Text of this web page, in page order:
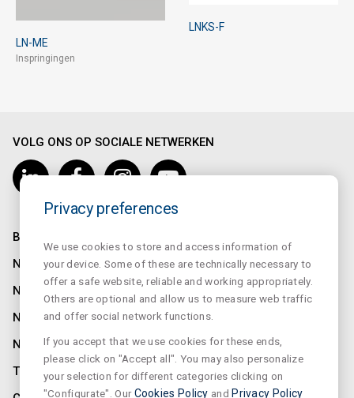
LN-ME
Inspringingen
LNKS-F
VOLG ONS OP SOCIALE NETWERKEN
BEDRIJF
NORMALUX
NORMALIT
NORMADET
NORCLINIC
TEKLIT
Privacy preferences
We use cookies to store and access information of
your device. Some of these are technically necessary to
offer a safe website, reliable and working appropriately.
Others are optional and allow us to measure web traffic
and offer social network functions.
If you accept that we use cookies for these ends,
please click on "Accept all". You may also personalize
your selection for different categories clicking on
"Configurate". OurCookies Policy and Privacy Policy